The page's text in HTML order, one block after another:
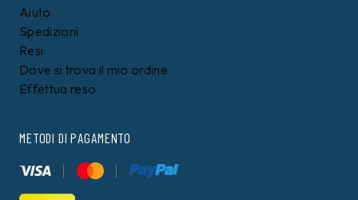
Aiuto
Spedizioni
Resi
Dove si trova il mio ordine
Effettua reso
METODI DI PAGAMENTO